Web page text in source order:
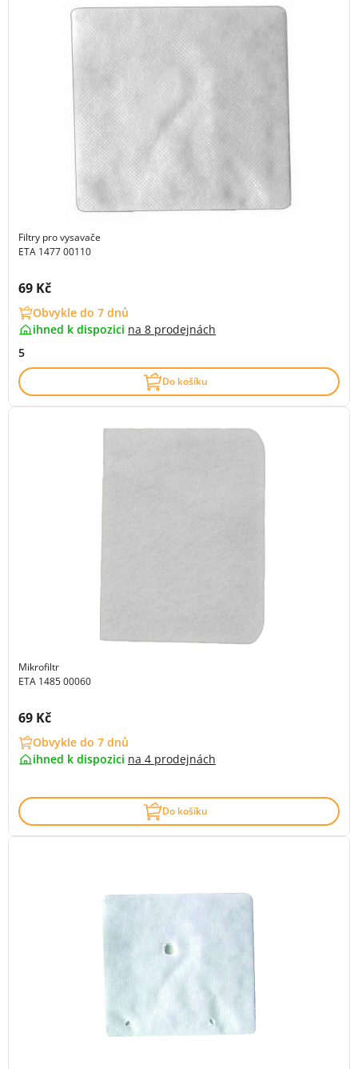
Filtry pro vysavače
ETA 1477 00110
Cena s DPH:
69 Kč
Obvykle do 7 dnů
ihned k dispozici na 8 prodejnách
5
Do košíku
Mikrofiltr
ETA 1485 00060
Cena s DPH:
69 Kč
Obvykle do 7 dnů
ihned k dispozici na 4 prodejnách
Do košíku